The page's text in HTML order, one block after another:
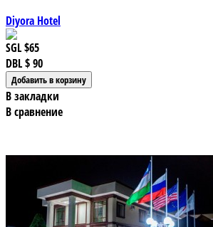
Diyora Hotel
SGL$65
DBL$ 90
В закладки
В сравнение